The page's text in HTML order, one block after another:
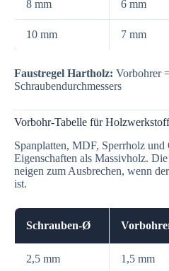
8 mm 6 mm
10 mm 7 mm
Faustregel Hartholz: Vorbohrer
Schraubendurchmessers
Vorbohr-Tabelle für
Spanplatten, MDF, Sperrholz und
Eigenschaften als Massivholz. Die
neigen zum Ausbrechen, wenn
ist.
Schrauben-Ø
2,5 mm 1,5 mm